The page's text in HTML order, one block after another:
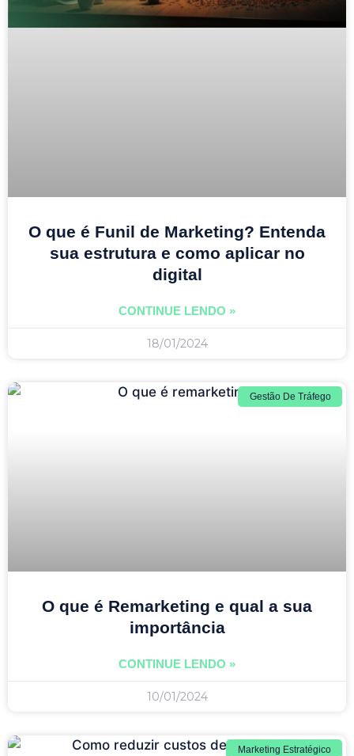
O que é Funil de Marketing? Entenda
sua estrutura e como aplicar no
digital
CONTINUE LENDO »
18/01/2024
Gestão De Tráfego
O que é Remarketing e qual a sua
importância
CONTINUE LENDO »
10/01/2024
Marketing Estratégico